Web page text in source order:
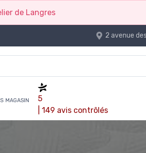
de Langres
2 avenue
magasin
5
| 149 avis contrôlés